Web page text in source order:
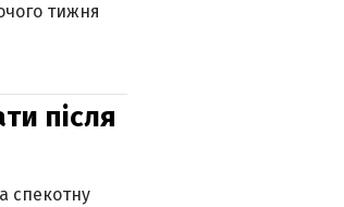
тижня
після
спекотну